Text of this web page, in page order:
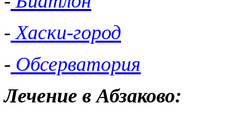
- Хаски-город
- Обсерватория
Лечение в Абзаково: